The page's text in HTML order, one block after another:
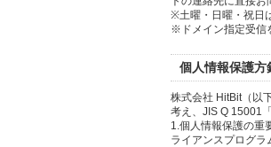
※土曜・日曜・祝日
※ドメイン指定受信
個人情報保護方
株式会社 HitBit（以
考え、JIS Q 15001
1.個人情報保護の重
ライアンスプログラ